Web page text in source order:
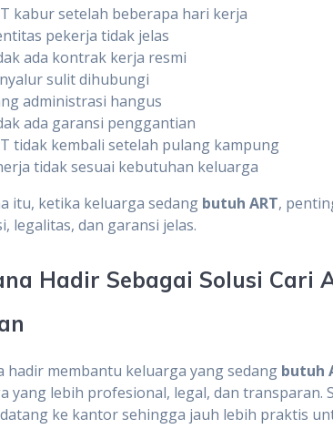
kabur setelah beberapa hari kerja
pekerja tidak jelas
ada kontrak kerja resmi
sulit dihubungi
administrasi hangus
ada garansi penggantian
tidak kembali setelah pulang kampung
tidak sesuai kebutuhan keluarga
itu, ketika keluarga sedang butuh ART,
legalitas, dan garansi jelas.
Hadir Sebagai Solusi Cari
hadir membantu keluarga yang sedang butuh
yang lebih profesional, legal, dan transparan.
ke kantor sehingga jauh lebih praktis